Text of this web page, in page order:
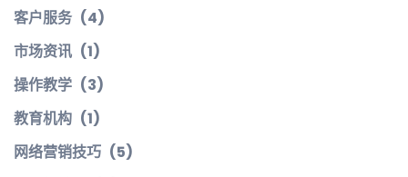
客户服务 (4)
市场资讯 (1)
操作教学 (3)
教育机构 (1)
网络营销技巧 (5)